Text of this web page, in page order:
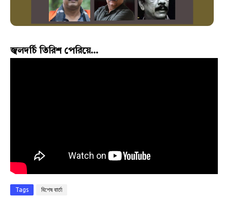
জ্বলদর্চি তিরিশ পেরিয়ে...
Tags বিশেষ বার্তা